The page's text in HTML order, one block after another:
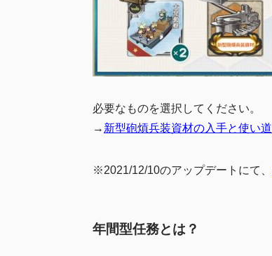
必要なものを選択してください。
→ 新型砲熕兵装資材の入手と使い道
※2021/12/10のアップデートにて、
年間型任務とは？